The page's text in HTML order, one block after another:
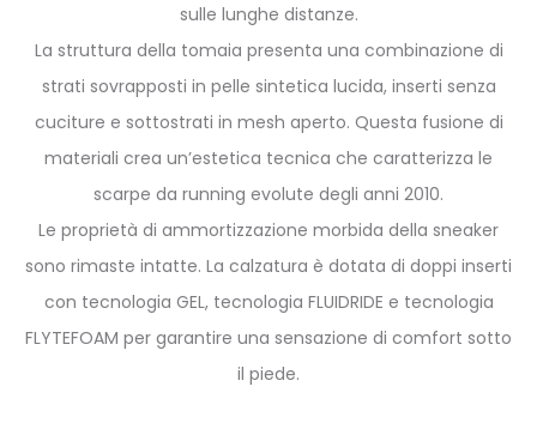
sulle lunghe distanze.
La struttura della tomaia presenta una combinazione di
strati sovrapposti in pelle sintetica lucida, inserti senza
cuciture e sottostrati in mesh aperto. Questa fusione di
materiali crea un’estetica tecnica che caratterizza le
scarpe da running evolute degli anni 2010.
Le proprietà di ammortizzazione morbida della sneaker
sono rimaste intatte. La calzatura è dotata di doppi inserti
con tecnologia GEL, tecnologia FLUIDRIDE e tecnologia
FLYTEFOAM per garantire una sensazione di comfort sotto
il piede.